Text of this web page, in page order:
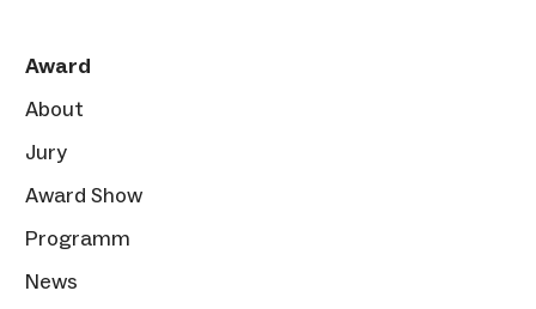
Award
About
Jury
Award Show
Programm
News